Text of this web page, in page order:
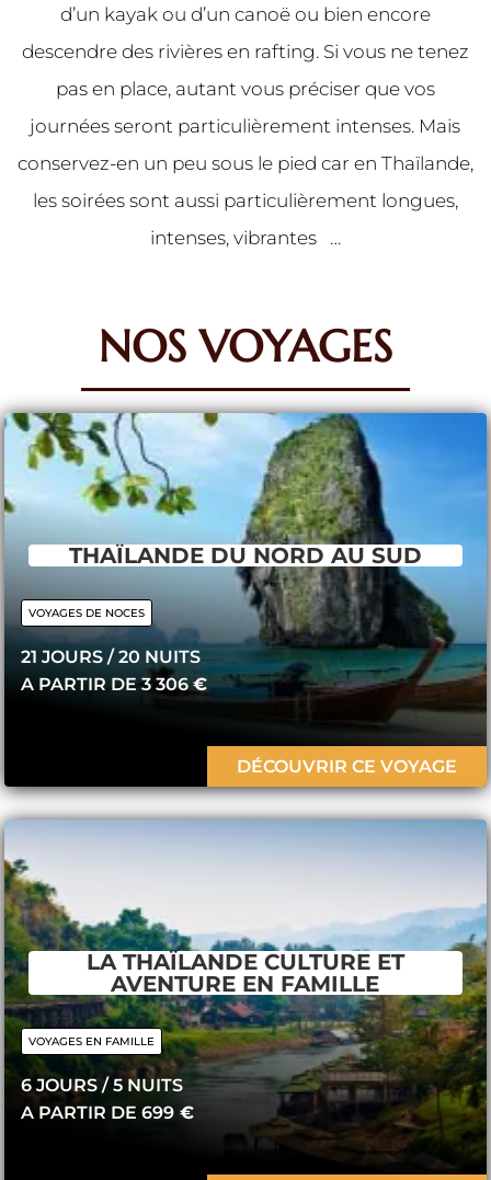
d’un kayak ou d’un canoë ou bien encore
descendre des rivières en rafting. Si vous ne tenez
pas en place, autant vous préciser que vos
journées seront particulièrement intenses. Mais
conservez-en un peu sous le pied car en Thaïlande,
les soirées sont aussi particulièrement longues,
intenses, vibrantes …
NOS VOYAGES
THAÏLANDE DU NORD AU SUD
VOYAGES DE NOCES
21 JOURS / 20 ​NUITS
A PARTIR DE 3 306€
DÉCOUVRIR CE VOYAGE
LA THAÏLANDE CULTURE ET
AVENTURE EN FAMILLE
VOYAGES EN FAMILLE
6 JOURS / 5 ​NUITS
A PARTIR DE 699 €